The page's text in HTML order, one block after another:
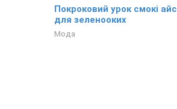
Покроковий урок смокі айс
для зеленооких
Мода